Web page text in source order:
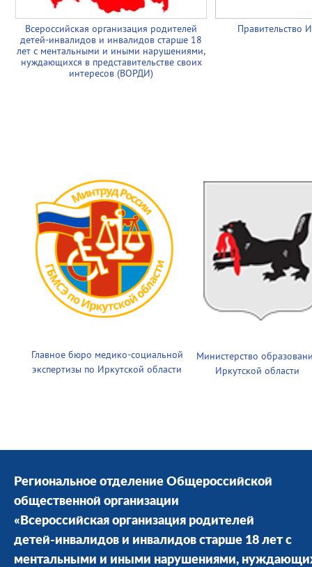
Всероссийская организация родителей
детей-инвалидов и инвалидов старше 18
лет с ментальными и иными нарушениями,
нуждающихся в представительстве своих
интересов (ВОРДИ)
Правительство
Главное бюро медико-социальной
экспертизы по Иркутской области
Министерство
Иркутской области
Региональное отделение Общероссийской
общественной организации
«Всероссийская организация родителей
детей-инвалидов и инвалидов старше 18 лет с
ментальными и иными нарушениями,